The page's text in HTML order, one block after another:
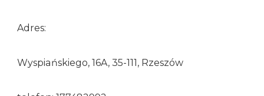
Adres:
Wyspiańskiego, 16A, 35-111, Rzeszów